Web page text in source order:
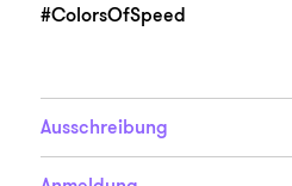
#ColorsOfSpeed
Ausschreibung